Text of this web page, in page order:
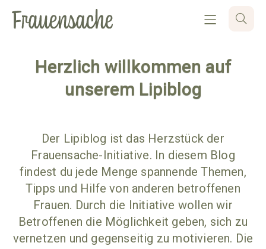
Herzlich willkommen auf
unserem Lipiblog
Der Lipiblog ist das Herzstück der
Frauensache-Initiative. In diesem Blog
findest du jede Menge spannende Themen,
Tipps und Hilfe von anderen betroffenen
Frauen. Durch die Initiative wollen wir
Betroffenen die Möglichkeit geben, sich zu
vernetzen und gegenseitig zu motivieren. Die